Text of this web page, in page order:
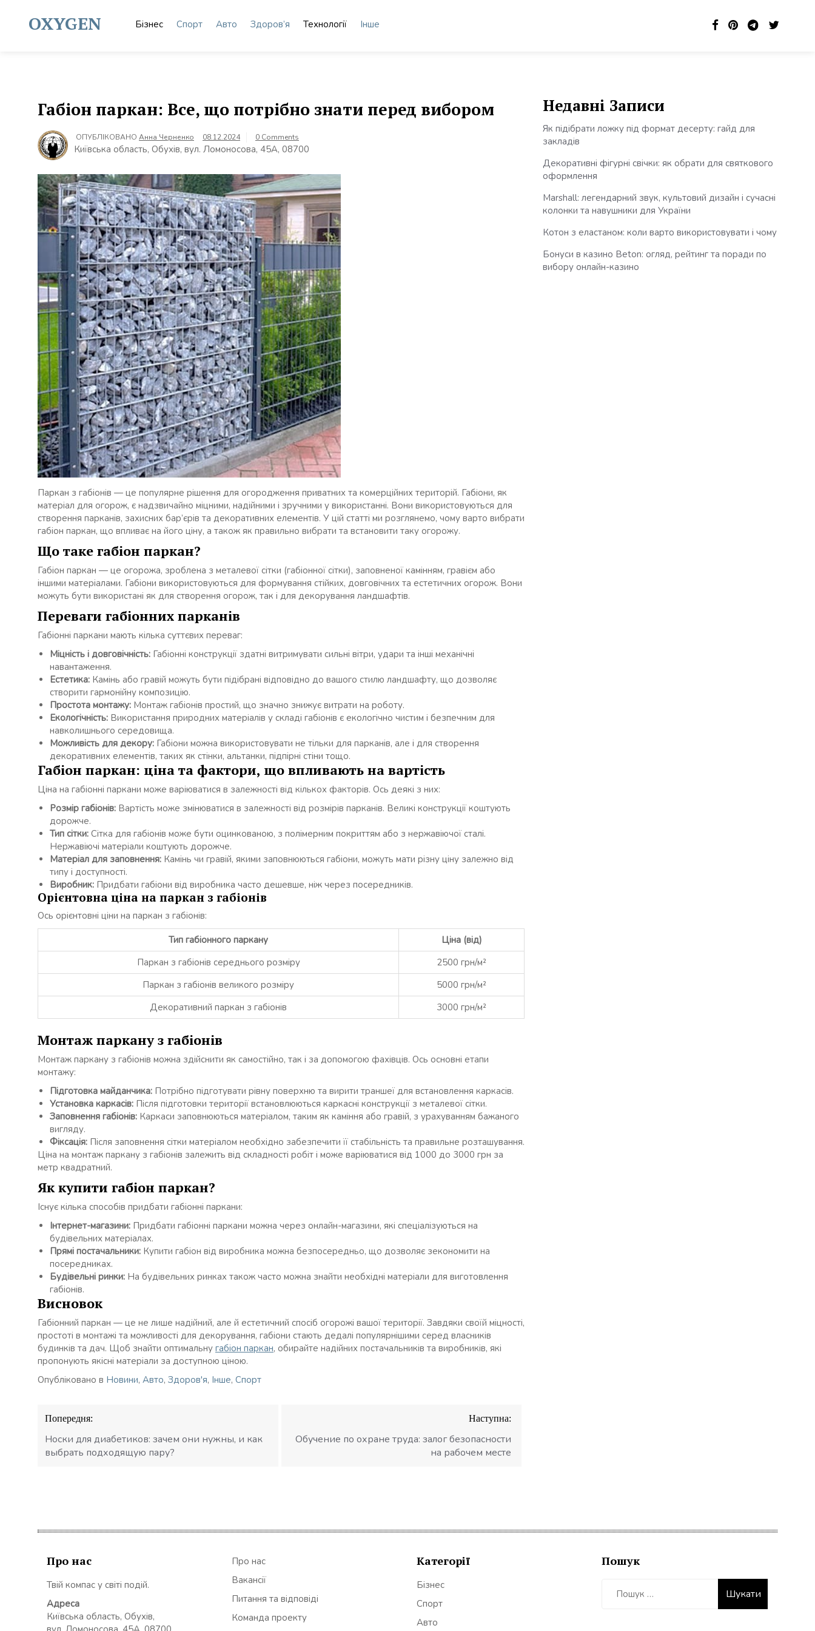
contentOXYGEN Бізнес Спорт Авто Здоров’я Технології Інше
Габіон паркан: Все, що потрібно знати перед вибором
ОПУБЛІКОВАНО Анна Черненко 08.12.2024 0 Comments
Київська область, Обухів, вул. Ломоносова, 45А, 08700
Паркан з габіонів — це популярне рішення для огородження приватних та комерційних територій. Габіони, як
матеріал для огорож, є надзвичайно міцними, надійними і зручними у використанні. Вони використовуються для
створення парканів, захисних бар’єрів та декоративних елементів. У цій статті ми розглянемо, чому варто вибрати
габіон паркан, що впливає на його ціну, а також як правильно вибрати та встановити таку огорожу.
Що таке габіон паркан?
Габіон паркан — це огорожа, зроблена з металевої сітки (габіонної сітки), заповненої камінням, гравієм або
іншими матеріалами. Габіони використовуються для формування стійких, довговічних та естетичних огорож. Вони
можуть бути використані як для створення огорож, так і для декорування ландшафтів.
Переваги габіонних парканів
Габіонні паркани мають кілька суттєвих переваг:
Міцність і довговічність: Габіонні конструкції здатні витримувати сильні вітри, удари та інші механічні
навантаження.
Естетика: Камінь або гравій можуть бути підібрані відповідно до вашого стилю ландшафту, що дозволяє
створити гармонійну композицію.
Простота монтажу: Монтаж габіонів простий, що значно знижує витрати на роботу.
Екологічність: Використання природних матеріалів у складі габіонів є екологічно чистим і безпечним для
навколишнього середовища.
Можливість для декору: Габіони можна використовувати не тільки для парканів, але і для створення
декоративних елементів, таких як стінки, альтанки, підпірні стіни тощо.
Габіон паркан: ціна та фактори, що впливають на вартість
Ціна на габіонні паркани може варіюватися в залежності від кількох факторів. Ось деякі з них:
Розмір габіонів: Вартість може змінюватися в залежності від розмірів парканів. Великі конструкції коштують
дорожче.
Тип сітки: Сітка для габіонів може бути оцинкованою, з полімерним покриттям або з нержавіючої сталі.
Нержавіючі матеріали коштують дорожче.
Матеріал для заповнення: Камінь чи гравій, якими заповнюються габіони, можуть мати різну ціну залежно від
типу і доступності.
Виробник: Придбати габіони від виробника часто дешевше, ніж через посередників.
Орієнтовна ціна на паркан з габіонів
Ось орієнтовні ціни на паркан з габіонів:
Тип габіонного паркану
Ціна (від)
Паркан з габіонів середнього розміру
2500 грн/м²
Паркан з габіонів великого розміру
5000 грн/м²
Декоративний паркан з габіонів
3000 грн/м²
Монтаж паркану з габіонів
Монтаж паркану з габіонів можна здійснити як самостійно, так і за допомогою фахівців. Ось основні етапи
монтажу:
Підготовка майданчика: Потрібно підготувати рівну поверхню та вирити траншеї для встановлення каркасів.
Установка каркасів: Після підготовки території встановлюються каркасні конструкції з металевої сітки.
Заповнення габіонів: Каркаси заповнюються матеріалом, таким як каміння або гравій, з урахуванням бажаного
вигляду.
Фіксація: Після заповнення сітки матеріалом необхідно забезпечити її стабільність та правильне розташування.
Ціна на монтаж паркану з габіонів залежить від складності робіт і може варіюватися від 1000 до 3000 грн за
метр квадратний.
Як купити габіон паркан?
Існує кілька способів придбати габіонні паркани:
Інтернет-магазини: Придбати габіонні паркани можна через онлайн-магазини, які спеціалізуються на
будівельних матеріалах.
Прямі постачальники: Купити габіон від виробника можна безпосередньо, що дозволяє зекономити на
посередниках.
Будівельні ринки: На будівельних ринках також часто можна знайти необхідні матеріали для виготовлення
габіонів.
Висновок
Габіонний паркан — це не лише надійний, але й естетичний спосіб огорожі вашої території. Завдяки своїй міцності,
простоті в монтажі та можливості для декорування, габіони стають дедалі популярнішими серед власників
будинків та дач. Щоб знайти оптимальну габіон паркан, обирайте надійних постачальників та виробників, які
пропонують якісні матеріали за доступною ціною.
Опубліковано в Новини, Авто, Здоров'я, Інше, Спорт
Навігація
записів
Попередня:
Носки для диабетиков: зачем они нужны, и как
выбрать подходящую пару?
Наступна:
Обучение по охране труда: залог безопасности
на рабочем месте
Недавні Записи
Як підібрати ложку під формат десерту: гайд для
закладів
Декоративні фігурні свічки: як обрати для святкового
оформлення
Marshall: легендарний звук, культовий дизайн і сучасні
колонки та навушники для України
Котон з еластаном: коли варто використовувати і чому
Бонуси в казино Beton: огляд, рейтинг та поради по
вибору онлайн-казино
Про нас
Твій компас у світі подій.
Адреса
Київська область, Обухів,
Про нас
Вакансії
Питання та відповіді
Команда проекту
Категорії
Бізнес
Спорт
Авто
Пошук